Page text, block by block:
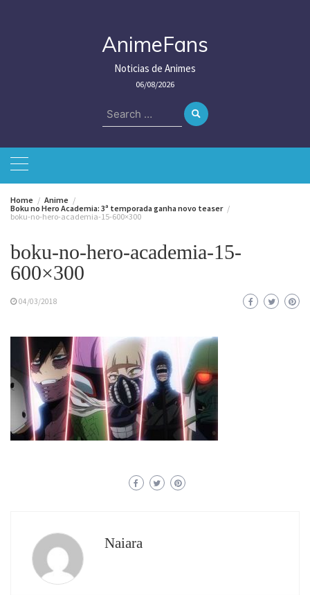
AnimeFans
Noticias de Animes
06/08/2026
Search
for:
Home
Anime
Boku no Hero Academia: 3ª temporada ganha novo teaser
boku-no-hero-academia-15-600×300
boku-no-hero-academia-15-
600×300
04/03/2018
Naiara